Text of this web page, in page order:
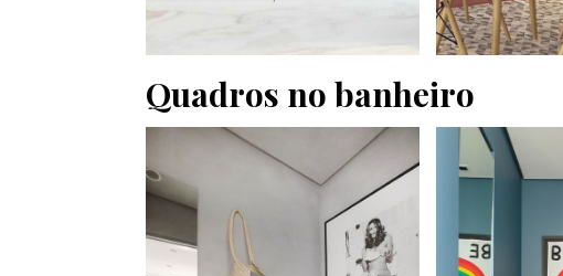
Quadros no banheiro